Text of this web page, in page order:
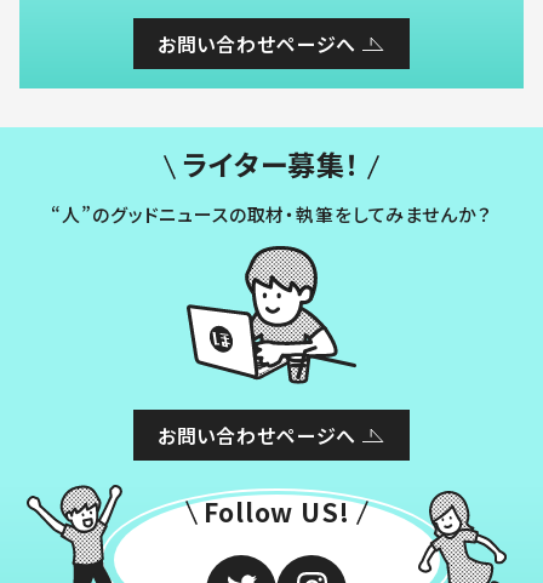
お問い合わせページへ
ライター募集！
“人”のグッドニュースの取材・執筆をしてみませんか？
お問い合わせページへ
Follow US!